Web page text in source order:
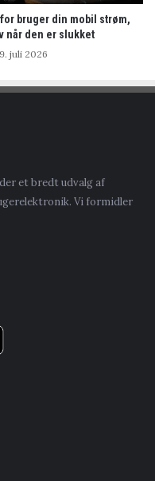
bruger din mobil strøm,
når den er slukket
juli 2026
et bredt udvalg af
Vi formidler